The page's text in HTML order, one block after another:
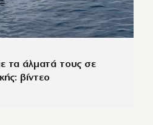
τα άλματά τους σε
βίντεο